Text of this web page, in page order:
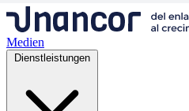
Medien
Dienstleistungen